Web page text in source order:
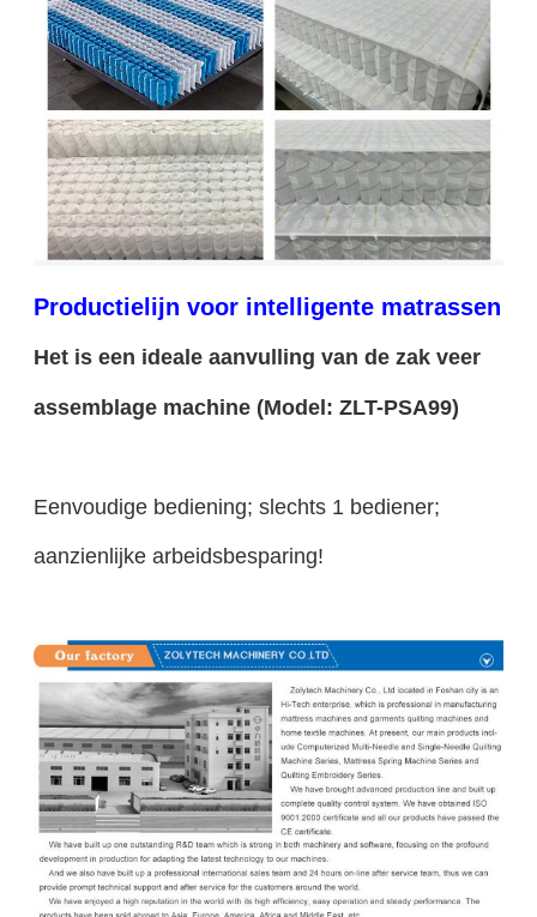
Productielijn voor intelligente matrassen
Het is een ideale aanvulling van de zak veer
assemblage machine (Model: ZLT-PSA99)
Eenvoudige bediening; slechts 1 bediener;
aanzienlijke arbeidsbesparing!